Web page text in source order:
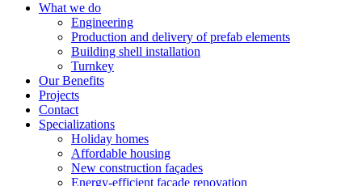
What we do
Engineering
Production and delivery of prefab elements
Building shell installation
Turnkey
Our Benefits
Projects
Contact
Specializations
Holiday homes
Affordable housing
New construction façades
Energy-efficient façade renovation